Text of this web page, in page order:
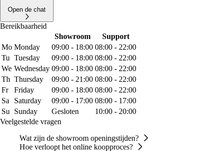
Open de chat
Bereikbaarheid
Showroom
Support
Mo Monday 09:00 - 18:00 08:00 - 22:00
Tu Tuesday 09:00 - 18:00 08:00 - 22:00
We Wednesday 09:00 - 18:00 08:00 - 22:00
Th Thursday 09:00 - 21:00 08:00 - 22:00
Fr
Friday 09:00 - 18:00 08:00 - 22:00
Sa
Saturday 09:00 - 17:00 08:00 - 17:00
Su
Sunday Gesloten
10:00 - 20:00
Veelgestelde vragen
Wat zijn de showroom openingstijden?
Hoe verloopt het online koopproces?